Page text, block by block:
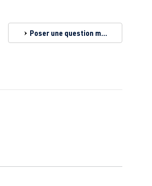
Poser une question maintenant